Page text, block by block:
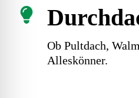
Ob Pultdach,
Alleskönner.